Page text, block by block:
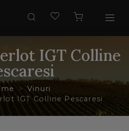
IGT Colline
Vinuri
IGT Colline Pescaresi